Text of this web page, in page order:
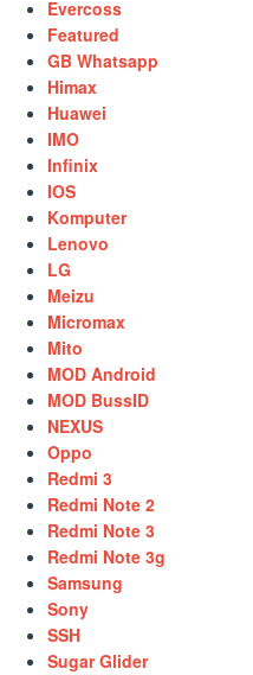
Evercoss
Featured
GB Whatsapp
Himax
Huawei
IMO
Infinix
IOS
Komputer
Lenovo
LG
Meizu
Micromax
Mito
MOD Android
MOD BussID
NEXUS
Oppo
Redmi 3
Redmi Note 2
Redmi Note 3
Redmi Note 3g
Samsung
Sony
SSH
Sugar Glider